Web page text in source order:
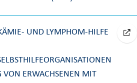
UND LYMPHOM-HILFE
VON ERWACHSENEN MIT